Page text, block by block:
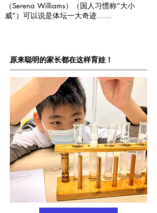
（Serena Williams）（国人习惯称“大小
威”）可以说是体坛一大奇迹……
原来聪明的家长都在这样育娃！